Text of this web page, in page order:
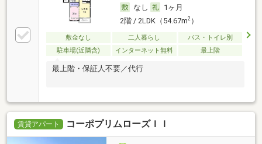
なし
1ヶ月
2階 / 2LDK（54.67m2）
敷金なし 二人暮らし
バス・トイレ別
駐車場(近隣含)
インターネット無料 最上階
最上階・保証人不要／代行
賃貸アパート コーポプリムローズＩＩ